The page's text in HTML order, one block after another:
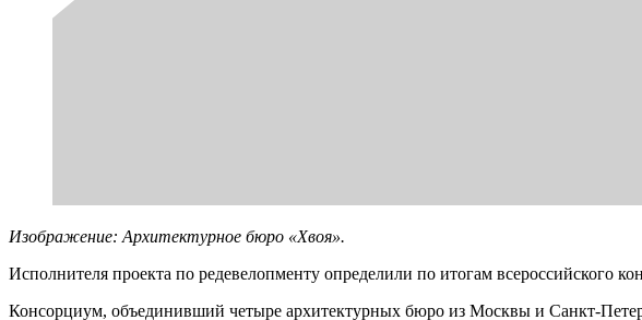
Изображение: Архитектурное бюро «Хвоя».
Исполнителя проекта по редевелопменту определили по итогам всероссийского
Консорциум, объединивший четыре архитектурных бюро из Москвы и Санкт-